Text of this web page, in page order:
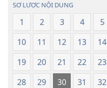
SƠ LƯỢC NỘI DUNG
1 2 3 4 5
10
11 12 13 14
19
20 21 22 23
28
29 30 31 32